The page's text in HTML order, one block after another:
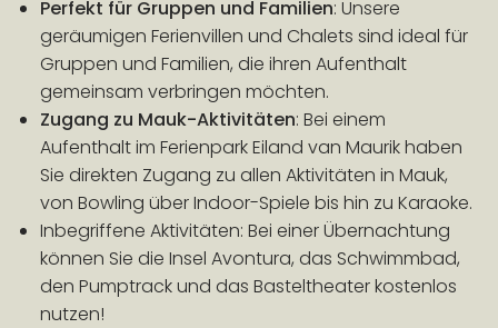
Perfekt für Gruppen und Familien: Unsere
geräumigen Ferienvillen und Chalets sind ideal für
Gruppen und Familien, die ihren Aufenthalt
gemeinsam verbringen möchten.
Zugang zu Mauk-Aktivitäten: Bei einem
Aufenthalt im Ferienpark Eiland van Maurik haben
Sie direkten Zugang zu allen Aktivitäten in Mauk,
von Bowling über Indoor-Spiele bis hin zu Karaoke.
Inbegriffene Aktivitäten: Bei einer Übernachtung
können Sie die Insel Avontura, das Schwimmbad,
den Pumptrack und das Basteltheater kostenlos
nutzen!